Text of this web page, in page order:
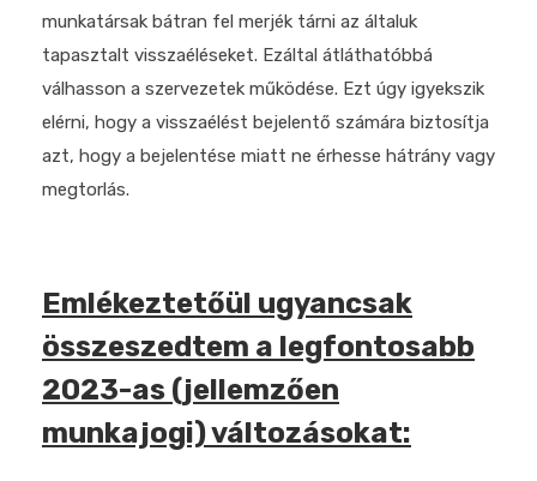
munkatársak bátran fel merjék tárni az általuk
tapasztalt visszaéléseket. Ezáltal átláthatóbbá
válhasson a szervezetek működése. Ezt úgy igyekszik
elérni, hogy a visszaélést bejelentő számára biztosítja
azt, hogy a bejelentése miatt ne érhesse hátrány vagy
megtorlás.
Emlékeztetőül ugyancsak
összeszedtem a legfontosabb
2023-as (jellemzően
munkajogi) változásokat: